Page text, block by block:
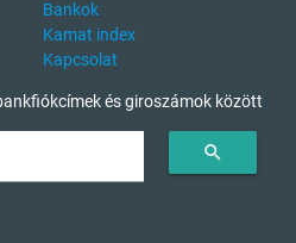
Bankok
Kamat index
Kapcsolat
és giroszámok között
search